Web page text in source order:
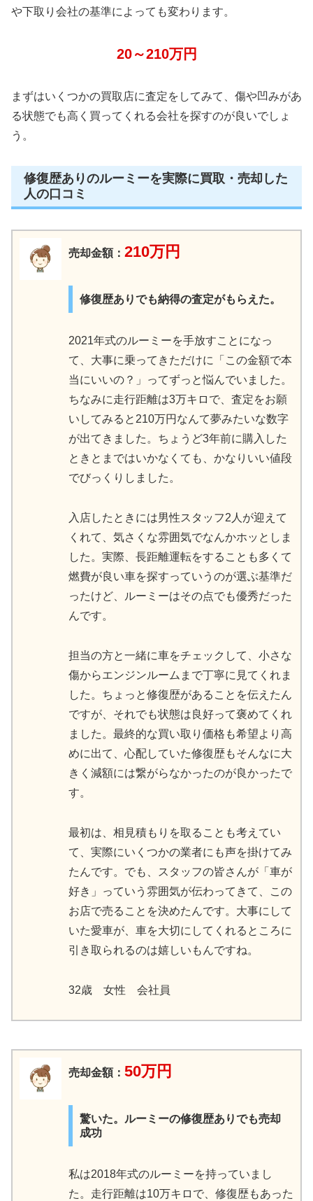
や下取り会社の基準によっても変わります。
20～210万円
まずはいくつかの買取店に査定をしてみて、傷や凹みがあ
る状態でも高く買ってくれる会社を探すのが良いでしょ
う。
修復歴ありのルーミーを実際に買取・売却した
人の口コミ
売却金額： 210万円
修復歴ありでも納得の査定がもらえた。
2021年式のルーミーを手放すことになっ
て、大事に乗ってきただけに「この金額で本
当にいいの？」ってずっと悩んでいました。
ちなみに走行距離は3万キロで、査定をお願
いしてみると210万円なんて夢みたいな数字
が出てきました。ちょうど3年前に購入した
ときとまではいかなくても、かなりいい値段
でびっくりしました。
入店したときには男性スタッフ2人が迎えて
くれて、気さくな雰囲気でなんかホッとしま
した。実際、長距離運転をすることも多くて
燃費が良い車を探すっていうのが選ぶ基準だ
ったけど、ルーミーはその点でも優秀だった
んです。
担当の方と一緒に車をチェックして、小さな
傷からエンジンルームまで丁寧に見てくれま
した。ちょっと修復歴があることを伝えたん
ですが、それでも状態は良好って褒めてくれ
ました。最終的な買い取り価格も希望より高
めに出て、心配していた修復歴もそんなに大
きく減額には繋がらなかったのが良かったで
す。
最初は、相見積もりを取ることも考えてい
て、実際にいくつかの業者にも声を掛けてみ
たんです。でも、スタッフの皆さんが「車が
好き」っていう雰囲気が伝わってきて、この
お店で売ることを決めたんです。大事にして
いた愛車が、車を大切にしてくれるところに
引き取られるのは嬉しいもんですね。
32歳 女性 会社員
売却金額： 50万円
驚いた。ルーミーの修復歴ありでも売却
成功
私は2018年式のルーミーを持っていまし
た。走行距離は10万キロで、修復歴もあった